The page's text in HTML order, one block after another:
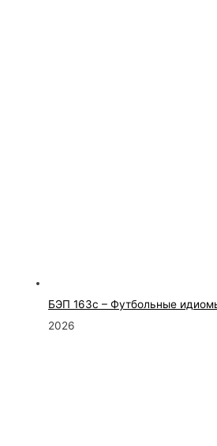
БЭП 163с – Футбольные
2026